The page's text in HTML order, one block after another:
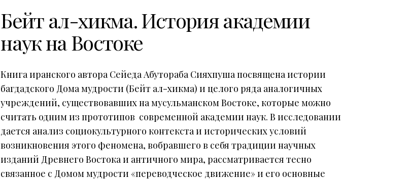
Бейт ал-хикма. История академии
наук на Востоке
Книга иранского автора Сейеда Абутораба Сияхпуша посвящена истории
багдадского Дома мудрости (Бейт ал-хикма) и целого ряда аналогичных
учреждений, существовавших на мусульманском Востоке, которые можно
считать одним из прототипов современной академии наук. В исследовании
дается анализ социокультурного контекста и исторических условий
возникновения этого феномена, вобравшего в себя традиции научных
изданий Древнего Востока и античного мира, рассматривается тесно
связанное с Домом мудрости «переводческое движение» и его основные